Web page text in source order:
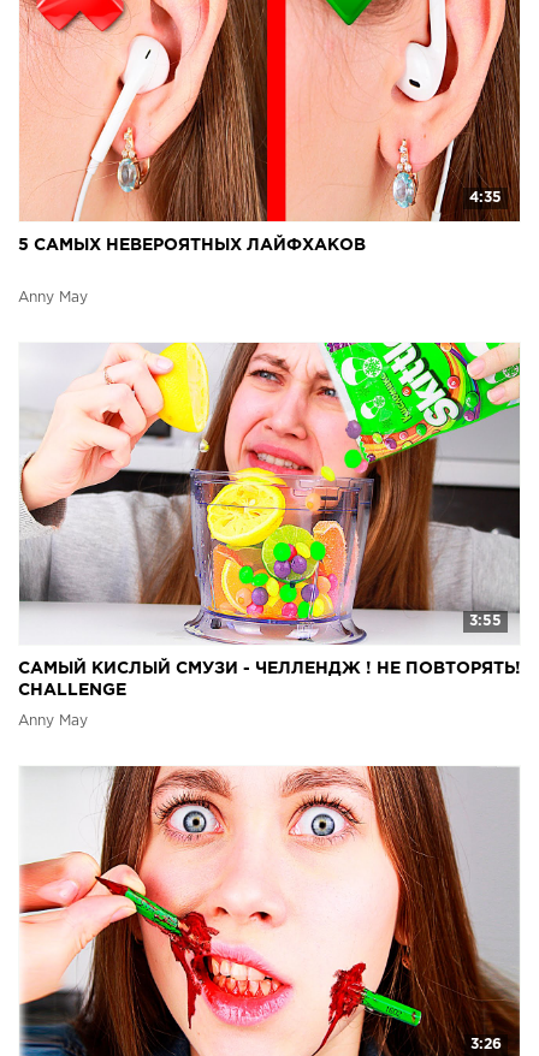
4:35
5 САМЫХ НЕВЕРОЯТНЫХ ЛАЙФХАКОВ
Anny May
3:55
САМЫЙ КИСЛЫЙ СМУЗИ - ЧЕЛЛЕНДЖ ! НЕ ПОВТОРЯТЬ!
CHALLENGE
Anny May
3:26